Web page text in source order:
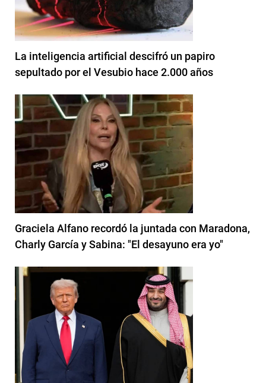
La inteligencia artificial descifró un papiro
sepultado por el Vesubio hace 2.000 años
Graciela Alfano recordó la juntada con Maradona,
Charly García y Sabina: "El desayuno era yo"